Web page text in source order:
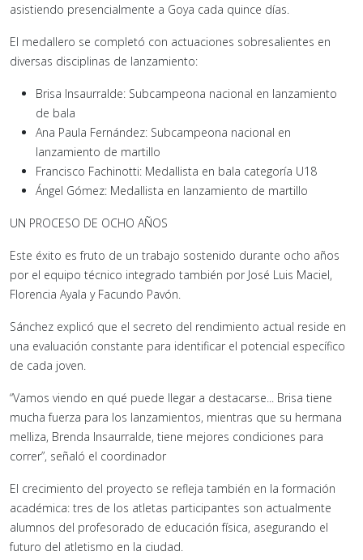
asistiendo presencialmente a Goya cada quince días.
El medallero se completó con actuaciones sobresalientes en
diversas disciplinas de lanzamiento:
Brisa Insaurralde: Subcampeona nacional en lanzamiento
de bala
Ana Paula Fernández: Subcampeona nacional en
lanzamiento de martillo
Francisco Fachinotti: Medallista en bala categoría U18
Ángel Gómez: Medallista en lanzamiento de martillo
UN PROCESO DE OCHO AÑOS
Este éxito es fruto de un trabajo sostenido durante ocho años
por el equipo técnico integrado también por José Luis Maciel,
Florencia Ayala y Facundo Pavón.
Sánchez explicó que el secreto del rendimiento actual reside en
una evaluación constante para identificar el potencial específico
de cada joven.
“Vamos viendo en qué puede llegar a destacarse... Brisa tiene
mucha fuerza para los lanzamientos, mientras que su hermana
melliza, Brenda Insaurralde, tiene mejores condiciones para
correr”, señaló el coordinador
El crecimiento del proyecto se refleja también en la formación
académica: tres de los atletas participantes son actualmente
alumnos del profesorado de educación física, asegurando el
futuro del atletismo en la ciudad.